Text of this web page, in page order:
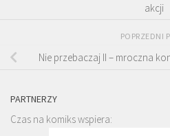
akcji
POPRZEDNI
Nie przebaczaj II – mroczna
PARTNERZY
Czas na komiks wspiera: